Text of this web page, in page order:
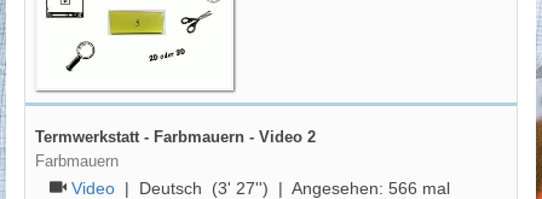
Termwerkstatt - Farbmauern - Video 2
Farbmauern
Video| Deutsch (3' 27'') | Angesehen: 566 mal